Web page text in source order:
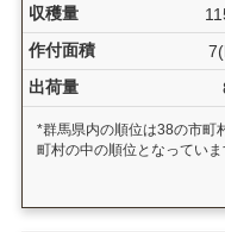
収穫量
作付面積
出荷量
*群馬県内の順位は38の市町
町村の中の順位となっていま